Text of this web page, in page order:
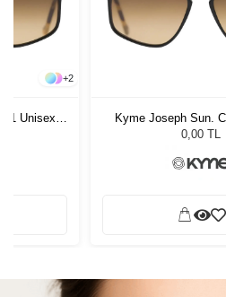
+2
1 Unisex
Kyme Joseph Sun.
Güneş0,00 TL